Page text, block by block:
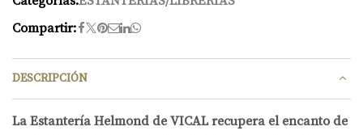
Compartir:
DESCRIPCIÓN
La Estantería Helmond de VICAL recupera el encanto de